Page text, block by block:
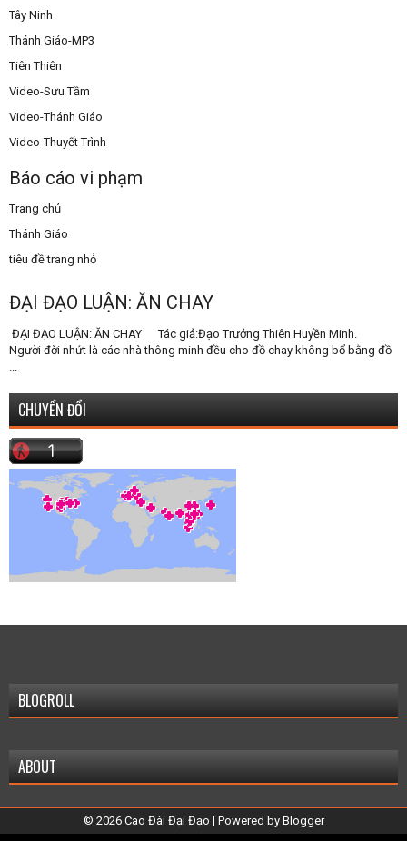
Tây Ninh
Thánh Giáo-MP3
Tiên Thiên
Video-Sưu Tầm
Video-Thánh Giáo
Video-Thuyết Trình
Báo cáo vi phạm
Trang chủ
Thánh Giáo
tiêu đề trang nhỏ
ĐẠI ĐẠO LUẬN: ĂN CHAY
ĐẠI ĐẠO LUẬN: ĂN CHAY Tác giả:Đạo Trưởng Thiên Huyền Minh.
Người đời nhứt là các nhà thông minh đều cho đồ chay không bổ bằng đồ
...
CHUYỂN ĐỔI
BLOGROLL
ABOUT
© 2026 Cao Đài Đại Đạo | Powered by Blogger